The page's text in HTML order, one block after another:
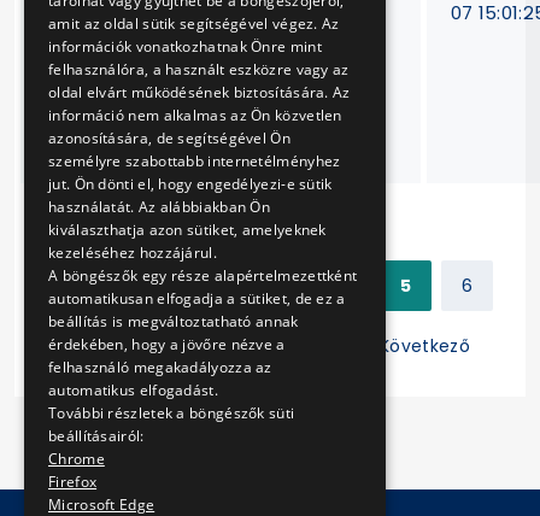
alkalmazott
fékrendszerek
javítása és ezekhez
tartozó
pótalkatrészek
szállítása
389/10
07
Előző 1 2 3 4 5 6
7 8 9 10 Következő
amit az oldal sütik segítségével végez. Az
információk vonatkozhatnak Önre mint
felhasználóra, a használt eszközre vagy az
oldal elvárt működésének biztosítására. Az
információ nem alkalmas az Ön közvetlen
azonosítására, de segítségével Ön
személyre szabottabb internetélményhez
jut. Ön dönti el, hogy engedélyezi-e sütik
használatát. Az alábbiakban Ön
kiválaszthatja azon sütiket, amelyeknek
kezeléséhez hozzájárul.
A böngészők egy része alapértelmezettként
automatikusan elfogadja a sütiket, de ez a
beállítás is megváltoztatható annak
érdekében, hogy a jövőre nézve a
felhasználó megakadályozza az
automatikus elfogadást.
További részletek a böngészők süti
beállításairól:
Chrome
Firefox
Microsoft Edge